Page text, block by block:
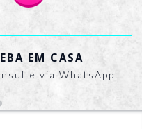
EM CASA
via WhatsApp